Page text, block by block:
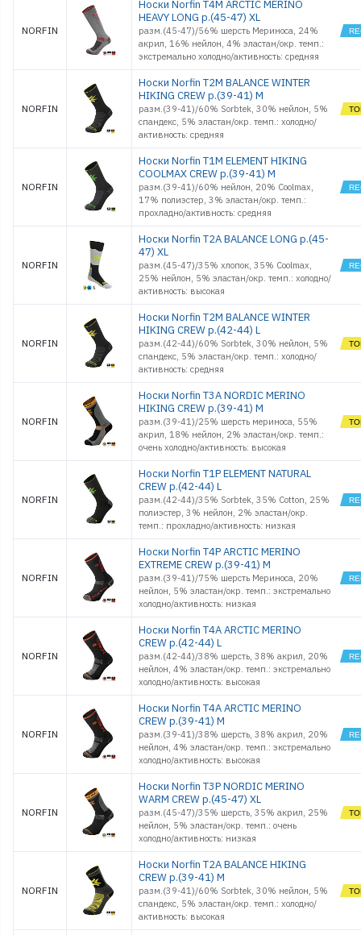
NORFIN
Носки Norfin T4M ARCTIC MERINO
HEAVY LONG р.(45-47) XL
разм.(45-47)/56% шерсть Мериноса, 24%
акрил, 16% нейлон, 4% эластан/окр. темп.:
экстремально холодно/активность: средняя
NORFIN
Носки Norfin T2M BALANCE WINTER
HIKING CREW р.(39-41) M
разм.(39-41)/60% Sorbtek, 30% нейлон, 5%
спандекс, 5% эластан/окр. темп.: холодно/
активность: средняя
NORFIN
Носки Norfin T1M ELEMENT HIKING
COOLMAX CREW р.(39-41) M
разм.(39-41)/60% нейлон, 20% Coolmax,
17% полиэстер, 3% эластан/окр. темп.:
прохладно/активность: средняя
NORFIN
Носки Norfin T2A BALANCE LONG р.(45-
47) XL
разм.(45-47)/35% хлопок, 35% Coolmax,
25% нейлон, 5% эластан/окр. темп.: холодно/
активность: высокая
NORFIN
Носки Norfin T2M BALANCE WINTER
HIKING CREW р.(42-44) L
разм.(42-44)/60% Sorbtek, 30% нейлон, 5%
спандекс, 5% эластан/окр. темп.: холодно/
активность: средняя
NORFIN
Носки Norfin T3A NORDIC MERINO
HIKING CREW р.(39-41) M
разм.(39-41)/25% шерсть мериноса, 55%
акрил, 18% нейлон, 2% эластан/окр. темп.:
очень холодно/активность: высокая
NORFIN
Носки Norfin T1P ELEMENT NATURAL
CREW р.(42-44) L
разм.(42-44)/35% Sorbtek, 35% Cotton, 25%
полиэстер, 3% нейлон, 2% эластан/окр.
темп.: прохладно/активность: низкая
NORFIN
Носки Norfin T4P ARCTIC MERINO
EXTREME CREW р.(39-41) M
разм.(39-41)/75% шерсть Мериноса, 20%
нейлон, 5% эластан/окр. темп.: экстремально
холодно/активность: низкая
NORFIN
Носки Norfin T4A ARCTIC MERINO
CREW р.(42-44) L
разм.(42-44)/38% шерсть, 38% акрил, 20%
нейлон, 4% эластан/окр. темп.: экстремально
холодно/активность: высокая
NORFIN
Носки Norfin T4A ARCTIC MERINO
CREW р.(39-41) M
разм.(39-41)/38% шерсть, 38% акрил, 20%
нейлон, 4% эластан/окр. темп.: экстремально
холодно/активность: высокая
NORFIN
Носки Norfin T3P NORDIC MERINO
WARM CREW р.(45-47) XL
разм.(45-47)/35% шерсть, 35% акрил, 25%
нейлон, 5% эластан/окр. темп.: очень
холодно/активность: низкая
NORFIN
Носки Norfin T2A BALANCE HIKING
CREW р.(39-41) M
разм.(39-41)/60% Sorbtek, 30% нейлон, 5%
спандекс, 5% эластан/окр. темп.: холодно/
активность: высокая